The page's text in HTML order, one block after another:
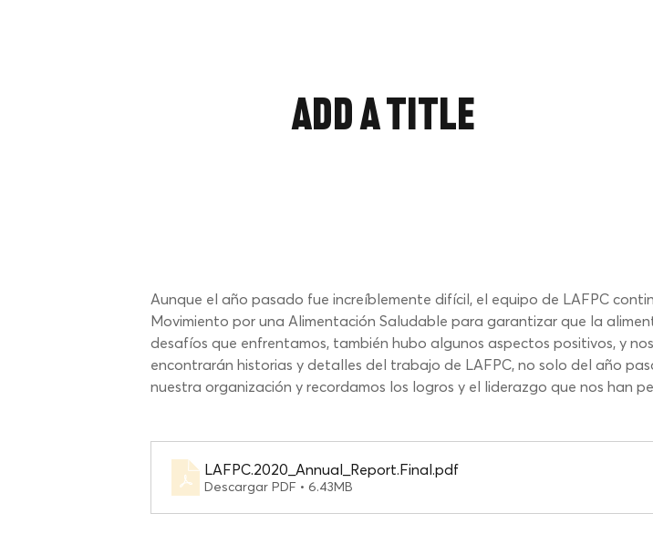
Add a Title
Aunque el año pasado fue increíblemente difícil, el equipo de LAFPC
Movimiento por una Alimentación Saludable para garantizar que la
desafíos que enfrentamos, también hubo algunos aspectos positivos, y
encontrarán historias y detalles del trabajo de LAFPC, no solo del año
nuestra organización y recordamos los logros y el liderazgo que nos han
LAFPC.2020_Annual_Report.Final.pdf
Descargar PDF • 6.43MB